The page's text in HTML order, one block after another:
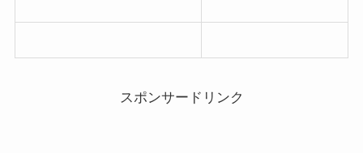
スポンサードリンク